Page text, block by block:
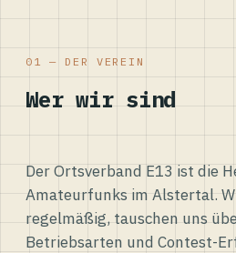
01 — DER VEREIN
Wer wir sind
Der Ortsverband E13 ist die
Amateurfunks im Alstertal.
regelmäßig, tauschen uns
Betriebsarten und Contest-